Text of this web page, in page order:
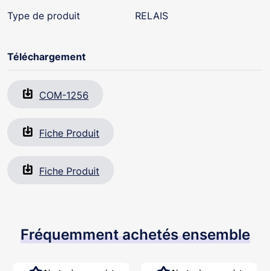
Type de produit RELAIS
Téléchargement
COM-1256
Fiche Produit
Fiche Produit
Fréquemment achetés ensemble